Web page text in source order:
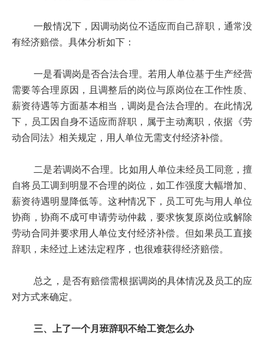
一般情况下，因调动岗位不适应而自己辞职，通常没
有经济赔偿。具体分析如下：
一是看调岗是否合法合理。若用人单位基于生产经营
需要等合理原因，且调整后的岗位与原岗位在工作性质、
薪资待遇等方面基本相当，调岗是合法合理的。在此情况
下，员工因自身不适应而辞职，属于主动离职，依据《劳
动合同法》相关规定，用人单位无需支付经济补偿。
二是若调岗不合理。比如用人单位未经员工同意，擅
自将员工调到明显不合理的岗位，如工作强度大幅增加、
薪资待遇明显降低等。这种情况下，员工可先与用人单位
协商，协商不成可申请劳动仲裁，要求恢复原岗位或解除
劳动合同并要求用人单位支付经济补偿。但如果员工直接
辞职，未经过上述法定程序，也很难获得经济赔偿。
总之，是否有赔偿需根据调岗的具体情况及员工的应
对方式来确定。
三、上了一个月班辞职不给工资怎么办